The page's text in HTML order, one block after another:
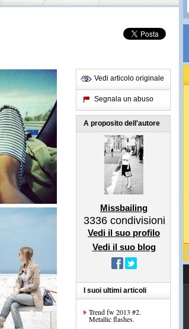
Vedi articolo originale
Segnala un abuso
A proposito dell'autore
Missbailing
3336 condivisioni
Vedi il suo profilo
Vedi il suo blog
I suoi ultimi articoli
Trend fw 2013 #2.
Metallic flashes.